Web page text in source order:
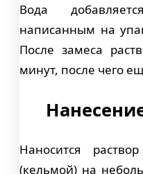
Вода
написанным на
После замеса
минут, после чего
Наносится
(кельмой) на